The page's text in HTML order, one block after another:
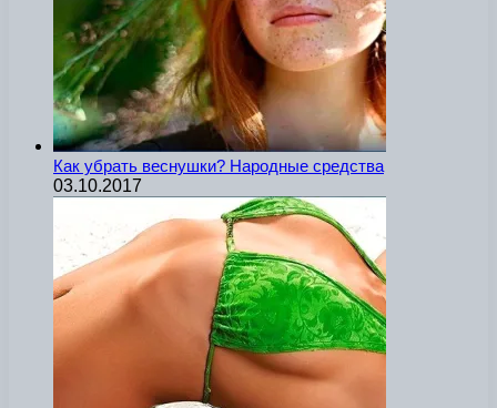
Как убрать веснушки? Народные средства
03.10.2017